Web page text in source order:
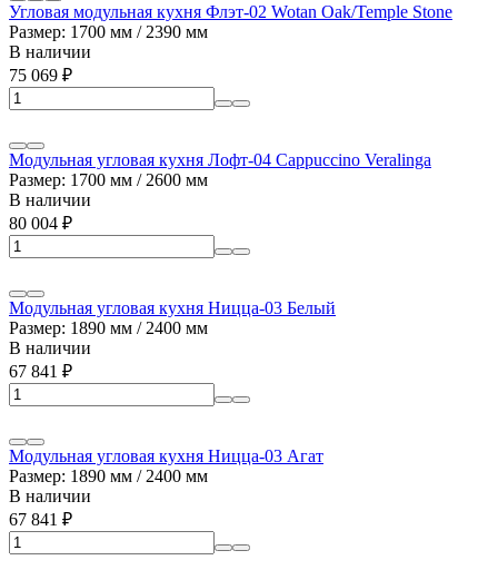
Угловая модульная кухня Флэт-02 Wotan Oak/Temple Stone
Размер: 1700 мм / 2390 мм
В наличии
75 069 ₽
Модульная угловая кухня Лофт-04 Cappuccino Veralinga
Размер: 1700 мм / 2600 мм
В наличии
80 004 ₽
Модульная угловая кухня Ницца-03 Белый
Размер: 1890 мм / 2400 мм
В наличии
67 841 ₽
Модульная угловая кухня Ницца-03 Агат
Размер: 1890 мм / 2400 мм
В наличии
67 841 ₽